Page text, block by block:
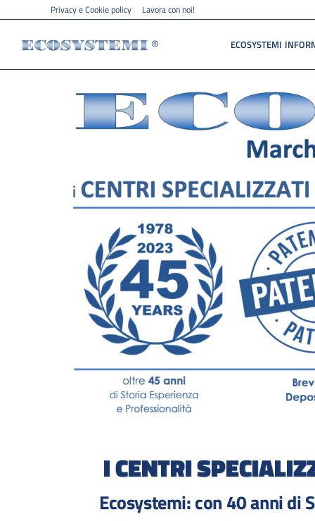
Privacy e Cookie policy Lavora con noi!
ECOSYSTEMI
I CENTRI
Ecosystemi: con 40 anni di